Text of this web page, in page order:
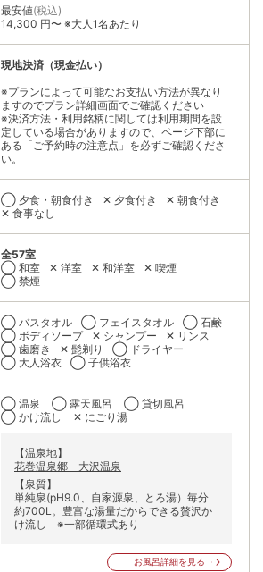
最安値(税込)
14,300 円〜 ※大人1名あたり
現地決済（現金払い）
※プランによって可能なお支払い方法が異なり
ますのでプラン詳細画面でご確認ください
※決済方法・利用銘柄に関しては利用期間を設
定している場合がありますので、ページ下部に
ある「ご予約時の注意点」を必ずご確認くださ
い。
◯ 夕食・朝食付き ✕ 夕食付き
✕ 朝食付き
✕ 食事なし
全57室
◯ 和室
✕ 洋室 ✕ 和洋室
✕ 喫煙
◯ 禁煙
◯ バスタオル ◯ フェイスタオル
◯ 石鹸
◯ ボディソープ
✕ シャンプー
✕ リンス
◯ 歯磨き
✕ 髭剃り
◯ ドライヤー
◯ 大人浴衣
◯ 子供浴衣
◯ 温泉 ◯ 露天風呂
◯ 貸切風呂
◯ かけ流し
✕ にごり湯
【温泉地】
花巻温泉郷 大沢温泉
【泉質】
単純泉(pH9.0、自家源泉、とろ湯）毎分
約700L。豊富な湯量だからできる贅沢か
け流し ※一部循環式あり
お風呂詳細を見る